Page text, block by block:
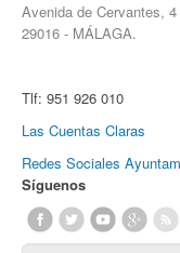
Avenida de Cervantes, 4
29016 - MÁLAGA.
Tlf: 951 926 010
Las Cuentas Claras
Redes Sociales
Síguenos